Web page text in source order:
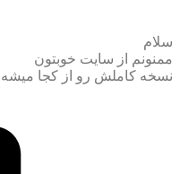
سلام
ممنونم از سایت خوبتون
نسخه کاملش رو از کجا میشه